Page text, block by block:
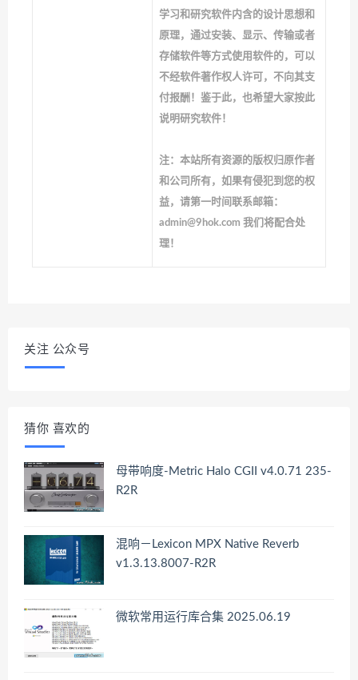
学习和研究软件内含的设计思想和
原理，通过安装、显示、传输或者
存储软件等方式使用软件的，可以
不经软件著作权人许可，不向其支
付报酬！鉴于此，也希望大家按此
说明研究软件！
注：本站所有资源的版权归原作者
和公司所有，如果有侵犯到您的权
益，请第一时间联系邮箱：
admin@9hok.com 我们将配合处
理！
关注 公众号
猜你 喜欢的
母带响度-Metric Halo CGII v4.0.71 235-
R2R
混响－Lexicon MPX Native Reverb
v1.3.13.8007-R2R
微软常用运行库合集 2025.06.19